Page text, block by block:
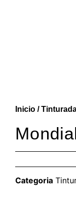
Inicio /
Categoria